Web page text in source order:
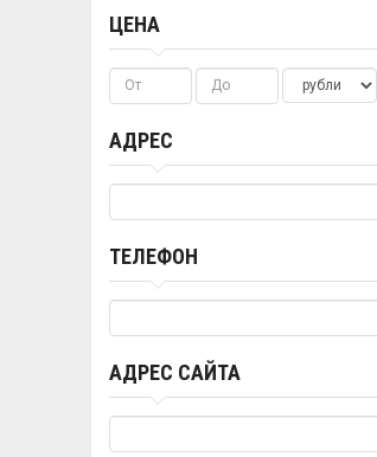
ЦЕНА
АДРЕС
ТЕЛЕФОН
АДРЕС САЙТА